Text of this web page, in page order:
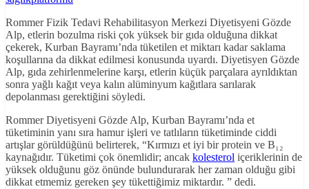
Rommer Fizik Tedavi Rehabilitasyon Merkezi Diyetisyeni Gözde
Alp, etlerin bozulma riski çok yüksek bir gıda olduğuna dikkat
çekerek, Kurban Bayramı’nda tüketilen et miktarı kadar saklama
koşullarına da dikkat edilmesi konusunda uyardı. Diyetisyen Gözde
Alp, gıda zehirlenmelerine karşı, etlerin küçük parçalara ayrıldıktan
sonra yağlı kağıt veya kalın alüminyum kağıtlara sarılarak
depolanması gerektiğini söyledi.
Rommer Diyetisyeni Gözde Alp, Kurban Bayramı’nda et
tüketiminin yanı sıra hamur işleri ve tatlıların tüketiminde ciddi
artışlar görüldüğünü belirterek, “Kırmızı et iyi bir protein ve B₁₂
kaynağıdır. Tüketimi çok önemlidir; ancak kolesterol içeriklerinin de
yüksek olduğunu göz önünde bulundurarak her zaman olduğu gibi
dikkat etmemiz gereken şey tükettiğimiz miktardır. ” dedi.